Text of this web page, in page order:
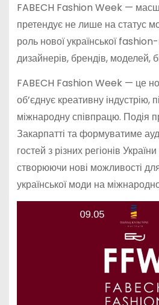
FABECH Fashion Week —
претендує не лише на статус
роль нової української
дизайнерів, брендів, моделей,
FABECH Fashion Week — це
об’єднує креативну індустрію,
міжнародну співпрацю. Подія
Закарпатті та формуватиме
гостей з різних регіонів
створюючи нові можливості
української моди на